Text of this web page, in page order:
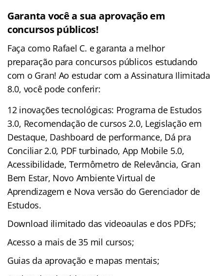
Garanta você a sua aprovação em
concursos públicos!
Faça como Rafael C. e garanta a melhor
preparação para concursos públicos estudando
com o Gran! Ao estudar com a Assinatura Ilimitada
8.0, você pode conferir:
12 inovações tecnológicas: Programa de Estudos
3.0, Recomendação de cursos 2.0, Legislação em
Destaque, Dashboard de performance, Dá pra
Conciliar 2.0, PDF turbinado, App Mobile 5.0,
Acessibilidade, Termômetro de Relevância, Gran
Bem Estar, Novo Ambiente Virtual de
Aprendizagem e Nova versão do Gerenciador de
Estudos.
Download ilimitado das videoaulas e dos PDFs;
Acesso a mais de 35 mil cursos;
Guias da aprovação e mapas mentais;